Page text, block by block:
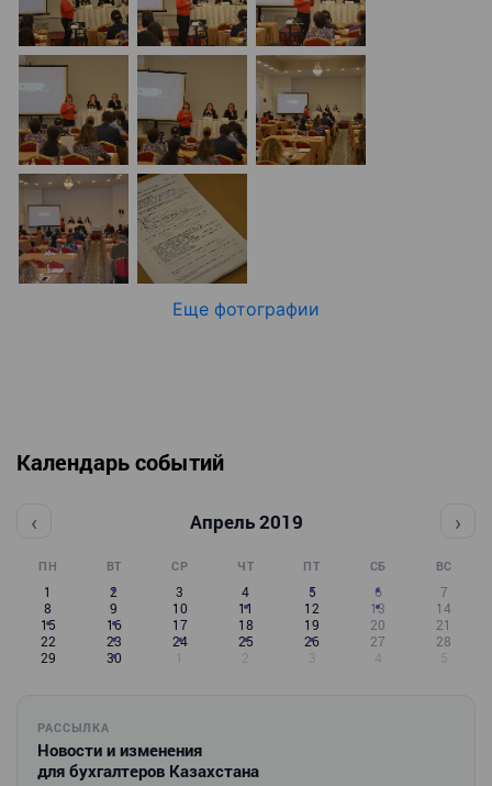
Еще фотографии
Календарь событий
‹ Апрель 2019 ›
ПН ВТ СР ЧТ ПТ СБ ВС
1 2 3 4 5 6
7
8
9 10 11 12 13
14
15
16 17 18 19 20
21
22
23 24 25 26 27
28
29
30 1 2 3 4 5
РАССЫЛКА
Новости и изменения
для бухгалтеров Казахстана